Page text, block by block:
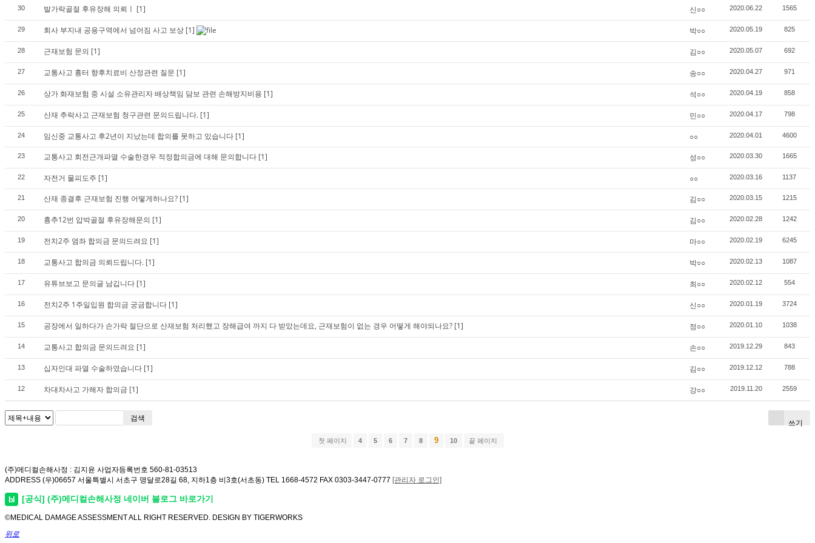
30 발가락골절 후유장해 의뢰ㅣ [1] 신○○ 2020.06.22 1565
29 회사 부지내 공용구역에서 넘어짐 사고 보상 [1] 박○○ 2020.05.19 825
28 근재보험 문의 [1] 김○○ 2020.05.07 692
27 교통사고 흉터 향후치료비 산정관련 질문 [1] 송○○ 2020.04.27 971
26 상가 화재보험 중 시설 소유관리자 배상책임 담보 관련 손해방지비용 [1] 석○○ 2020.04.19 858
25 산재 추락사고 근재보험 청구관련 문의드립니다. [1] 민○○ 2020.04.17 798
24 임신중 교통사고 후2년이 지났는데 합의를 못하고 있습니다 [1] ○○ 2020.04.01 4600
23 교통사고 회전근개파열 수술한경우 적정합의금에 대해 문의합니다 [1] 성○○ 2020.03.30 1665
22 자전거 물피도주 [1] ○○ 2020.03.16 1137
21 산재 종결후 근재보험 진행 어떻게하나요? [1] 김○○ 2020.03.15 1215
20 흉추12번 압박골절 후유장해문의 [1] 김○○ 2020.02.28 1242
19 전치2주 염좌 합의금 문의드려요 [1] 마○○ 2020.02.19 6245
18 교통사고 합의금 의뢰드립니다. [1] 박○○ 2020.02.13 1087
17 유튜브보고 문의글 남깁니다 [1] 최○○ 2020.02.12 554
16 전치2주 1주일입원 합의금 궁금합니다 [1] 신○○ 2020.01.19 3724
15 공장에서 일하다가 손가락 절단으로 산재보험 처리했고 장해급여 까지 다 받았는데요, 근재보험이 없는 경우 어떻게 해야되나요? [1] 정○○ 2020.01.10 1038
14 교통사고 합의금 문의드려요 [1] 손○○ 2019.12.29 843
13 십자인대 파열 수술하였습니다 [1] 김○○ 2019.12.12 788
12 차대차사고 가해자 합의금 [1] 강○○ 2019.11.20 2559
쓰기
검색
첫 페이지 4 5 6 7 8 9 10 끝 페이지
(주)메디컬손해사정 : 김지윤 사업자등록번호 560-81-03513
ADDRESS (우)06657 서울특별시 서초구 명달로28길 68, 지하1층 비3호(서초동) TEL 1668-4572 FAX 0303-3447-0777 [관리자 로그인]
bl [공식] (주)메디컬손해사정 네이버 블로그 바로가기
©MEDICAL DAMAGE ASSESSMENT ALL RIGHT RESERVED. DESIGN BY TIGERWORKS
위로